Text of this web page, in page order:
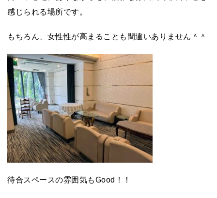
感じられる場所です。
もちろん、女性性が高まることも間違いありません＾＾
待合スペースの雰囲気もGood！！